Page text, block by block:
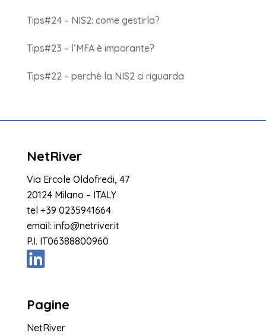
Tips#24 – NIS2: come gestirla?
Tips#23 – l’MFA è imporante?
Tips#22 – perchè la NIS2 ci riguarda
NetRiver
Via Ercole Oldofredi, 47
20124 Milano – ITALY
tel +39 0235941664
email: info@netriver.it
P.I. IT06388800960
Pagine
NetRiver